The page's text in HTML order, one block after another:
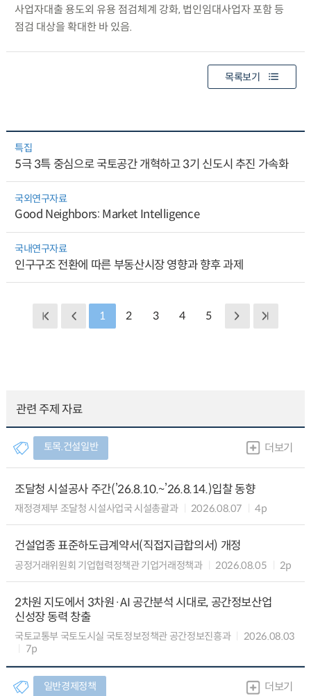
사업자대출 용도외 유용 점검체계 강화, 법인임대사업자 포함 등
점검 대상을 확대한 바 있음.
목록보기
특집
5극 3특 중심으로 국토공간 개혁하고 3기 신도시 추진 가속화
국외연구자료
Good Neighbors: Market Intelligence
국내연구자료
인구구조 전환에 따른 부동산시장 영향과 향후 과제
1 2 3 4 5
관련 주제 자료
토목.건설일반 더보기
조달청 시설공사 주간(’26.8.10.~’26.8.14.)입찰 동향
재정경제부 조달청 시설사업국 시설총괄과 2026.08.07 4p
건설업종 표준하도급계약서(직접지급합의서) 개정
공정거래위원회 기업협력정책관 기업거래정책과 2026.08.05 2p
2차원 지도에서 3차원·AI 공간분석 시대로, 공간정보산업
신성장 동력 창출
국토교통부 국토도시실 국토정보정책관 공간정보진흥과
2026.08.03
7p
일반경제정책 더보기